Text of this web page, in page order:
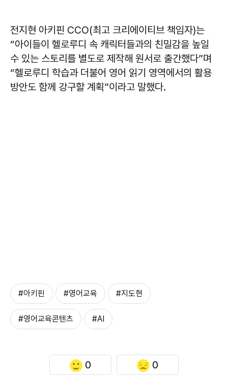
전지현 아키핀 CCO(최고 크리에이티브 책임자)는
“아이들이 헬로루디 속 캐릭터들과의 친밀감을 높일
수 있는 스토리를 별도로 제작해 원서로 출간했다”며
“헬로루디 학습과 더불어 영어 읽기 영역에서의 활용
방안도 함께 강구할 계획”이라고 말했다.
#아키핀 #영어교육 #지도현
#영어교육콘텐츠 #AI
0 0